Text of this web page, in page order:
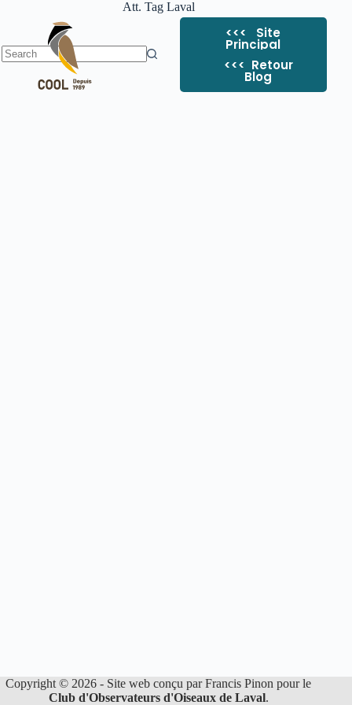
<<< Site
Principal
<<< ​ Retour
Blog
Att. TagLaval
Copyright © 2026 - Site web conçu par Francis Pinon pour le
Club d'Observateurs d'Oiseaux de Laval.